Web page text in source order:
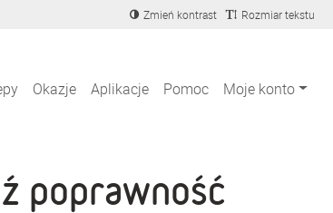
Zmień kontrast Rozmiar tekstu
Okazje Aplikacje Pomoc Moje konto
poprawność